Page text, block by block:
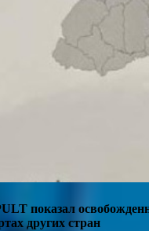
показал
других стран